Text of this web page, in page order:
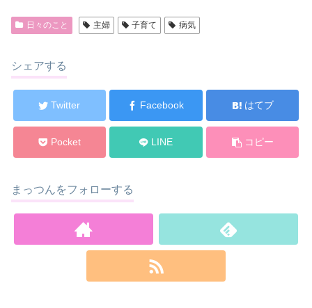
日々のこと 主婦 子育て 病気
シェアする
Twitter Facebook はてブ
Pocket LINE コピー
まっつんをフォローする